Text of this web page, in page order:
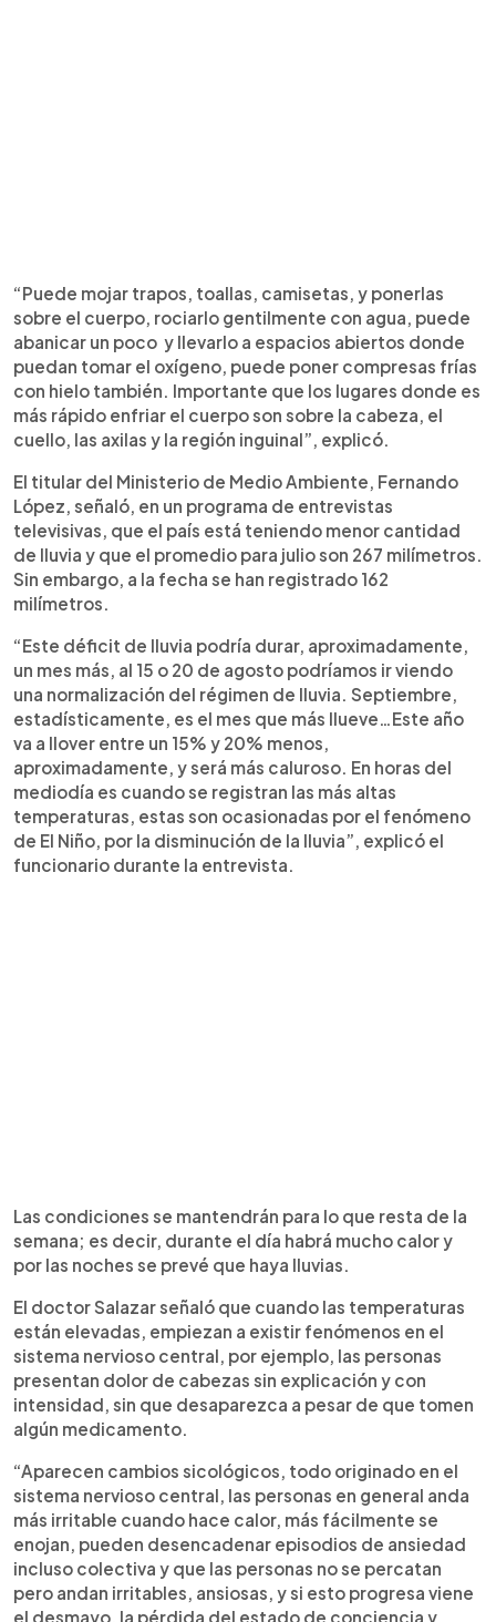
“Puede mojar trapos, toallas, camisetas, y ponerlas
sobre el cuerpo, rociarlo gentilmente con agua, puede
abanicar un poco y llevarlo a espacios abiertos donde
puedan tomar el oxígeno, puede poner compresas frías
con hielo también. Importante que los lugares donde es
más rápido enfriar el cuerpo son sobre la cabeza, el
cuello, las axilas y la región inguinal”, explicó.
El titular del Ministerio de Medio Ambiente, Fernando
López, señaló, en un programa de entrevistas
televisivas, que el país está teniendo menor cantidad
de lluvia y que el promedio para julio son 267 milímetros.
Sin embargo, a la fecha se han registrado 162
milímetros.
“Este déficit de lluvia podría durar, aproximadamente,
un mes más, al 15 o 20 de agosto podríamos ir viendo
una normalización del régimen de lluvia. Septiembre,
estadísticamente, es el mes que más llueve…Este año
va a llover entre un 15% y 20% menos,
aproximadamente, y será más caluroso. En horas del
mediodía es cuando se registran las más altas
temperaturas, estas son ocasionadas por el fenómeno
de El Niño, por la disminución de la lluvia”, explicó el
funcionario durante la entrevista.
Las condiciones se mantendrán para lo que resta de la
semana; es decir, durante el día habrá mucho calor y
por las noches se prevé que haya lluvias.
El doctor Salazar señaló que cuando las temperaturas
están elevadas, empiezan a existir fenómenos en el
sistema nervioso central, por ejemplo, las personas
presentan dolor de cabezas sin explicación y con
intensidad, sin que desaparezca a pesar de que tomen
algún medicamento.
“Aparecen cambios sicológicos, todo originado en el
sistema nervioso central, las personas en general anda
más irritable cuando hace calor, más fácilmente se
enojan, pueden desencadenar episodios de ansiedad
incluso colectiva y que las personas no se percatan
pero andan irritables, ansiosas, y si esto progresa viene
el desmayo, la pérdida del estado de conciencia y